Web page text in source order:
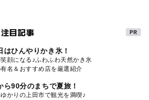
目記事
はひんやりかき氷！
顔になる♪ふわふわ天然かき氷
名＆おすすめ店を厳選紹介
ら90分のまちで夏旅！
かりの上田市で観光を満喫♪